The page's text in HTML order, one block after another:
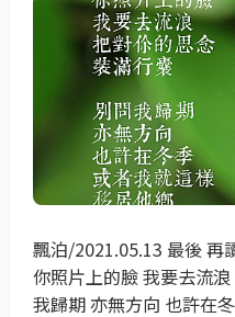
飄泊/2021.05.13 最後 再
你照片上的臉 我要去流
我歸期 亦無方向 也許在